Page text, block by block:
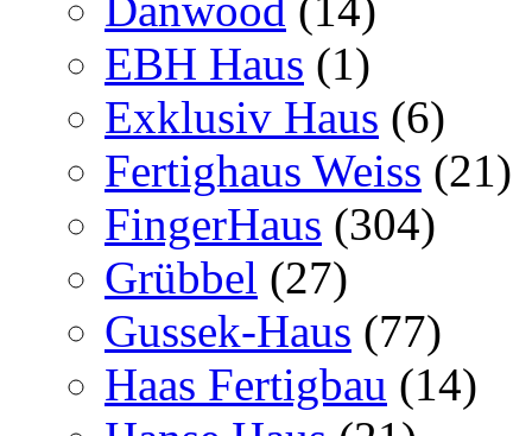
Danwood (14)
EBH Haus (1)
Exklusiv Haus (6)
Fertighaus Weiss (21)
FingerHaus (304)
Grübbel (27)
Gussek-Haus (77)
Haas Fertigbau (14)